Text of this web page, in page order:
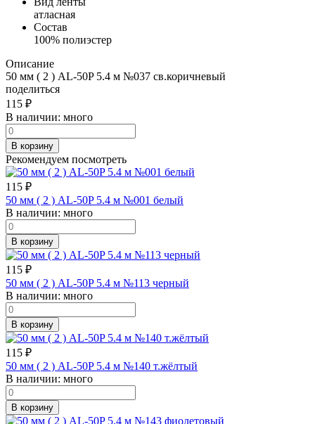
атласная
Состав
100% полиэстер
Описание
50 мм ( 2 ) AL-50P 5.4 м №037 св.коричневый
поделиться
115 ₽
В наличии: много
В корзину
Рекомендуем посмотреть
115 ₽
50 мм ( 2 ) AL-50P 5.4 м №001 белый
В наличии: много
В корзину
115 ₽
50 мм ( 2 ) AL-50P 5.4 м №113 черный
В наличии: много
В корзину
115 ₽
50 мм ( 2 ) AL-50P 5.4 м №140 т.жёлтый
В наличии: много
В корзину